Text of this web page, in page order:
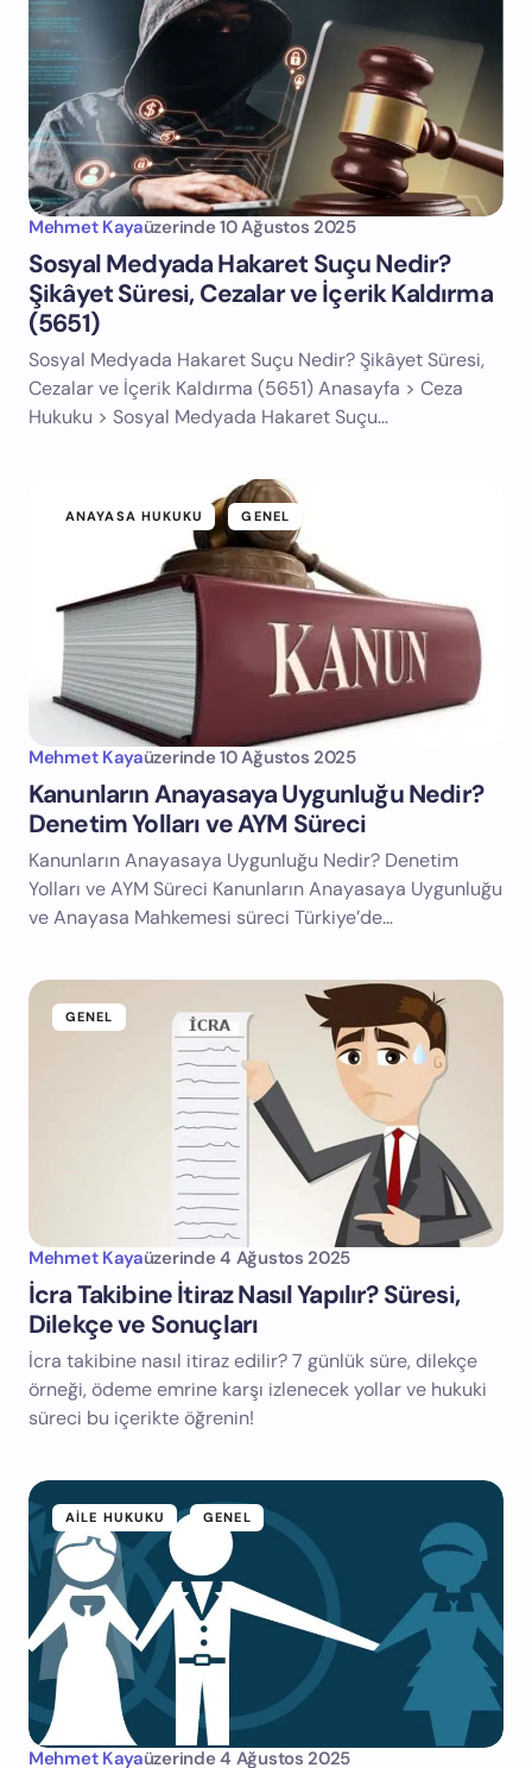
Mehmet Kayaüzerinde 10 Ağustos 2025
Sosyal Medyada Hakaret Suçu Nedir?
Şikâyet Süresi, Cezalar ve İçerik Kaldırma
(5651)
Sosyal Medyada Hakaret Suçu Nedir? Şikâyet Süresi,
Cezalar ve İçerik Kaldırma (5651) Anasayfa > Ceza
Hukuku > Sosyal Medyada Hakaret Suçu…
ANAYASA HUKUKU GENEL
Mehmet Kayaüzerinde 10 Ağustos 2025
Kanunların Anayasaya Uygunluğu Nedir?
Denetim Yolları ve AYM Süreci
Kanunların Anayasaya Uygunluğu Nedir? Denetim
Yolları ve AYM Süreci Kanunların Anayasaya Uygunluğu
ve Anayasa Mahkemesi süreci Türkiye’de…
GENEL
Mehmet Kayaüzerinde 4 Ağustos 2025
İcra Takibine İtiraz Nasıl Yapılır? Süresi,
Dilekçe ve Sonuçları
İcra takibine nasıl itiraz edilir? 7 günlük süre, dilekçe
örneği, ödeme emrine karşı izlenecek yollar ve hukuki
süreci bu içerikte öğrenin!
AILE HUKUKU GENEL
Mehmet Kayaüzerinde 4 Ağustos 2025